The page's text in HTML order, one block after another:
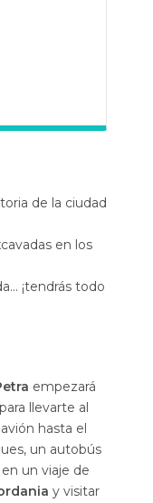
de la ciudad
en los
¡tendrás todo
empezará
llevarte al
hasta el
un autobús
un viaje de
y visitar